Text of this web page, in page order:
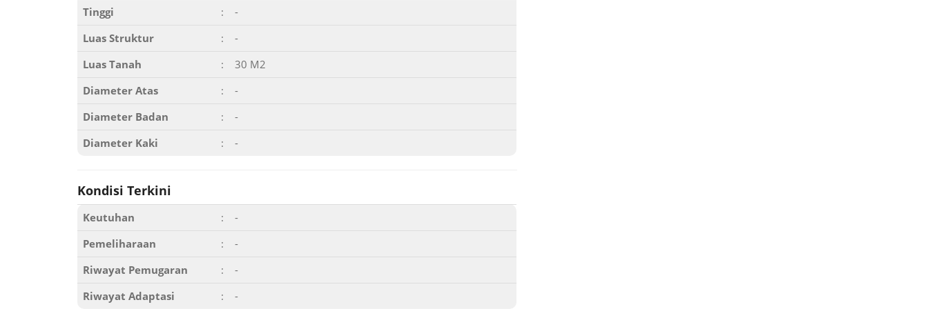
Tinggi
:
-
Luas Struktur
:
-
Luas Tanah
:
30 M2
Diameter Atas
:
-
Diameter Badan
:
-
Diameter Kaki
: -
Kondisi Terkini
Keutuhan :
-
Pemeliharaan
:
-
Riwayat Pemugaran
:
-
Riwayat Adaptasi
: -